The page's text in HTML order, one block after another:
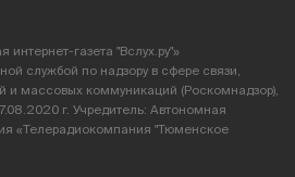
газета "Вслух.ру"»
службой по надзору в сфере связи,
и массовых коммуникаций (Роскомнадзор),
г. Учредитель: Автономная
«Телерадиокомпания "Тюменское